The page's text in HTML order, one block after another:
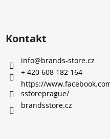
Kontakt
info@brands-store.cz
+ 420 608 182 164
https://
sstoreprague/
brandsstore.cz